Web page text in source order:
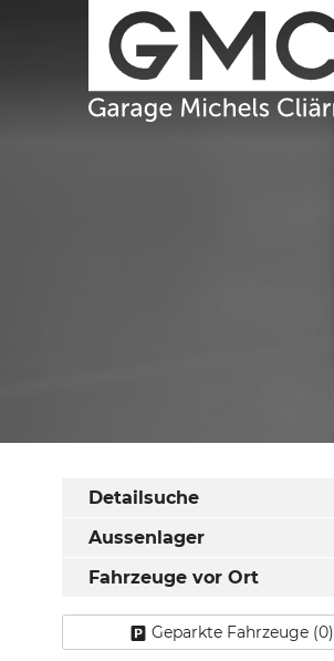
Detailsuche
Aussenlager
Fahrzeuge vor Ort
Geparkte Fahrzeuge (0)